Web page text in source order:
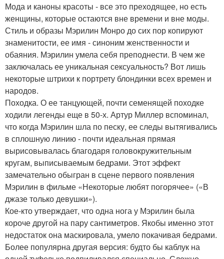
Мода и каноны красоты - все это преходящее, но есть
женщины, которые остаются вне времени и вне моды.
Стиль и образы Мэрилин Монро до сих пор копируют
знаменитости, ее имя - синоним женственности и
обаяния. Мэрилин умела себя преподнести. В чем же
заключалась ее уникальная сексуальность? Вот лишь
некоторые штрихи к портрету блондинки всех времен и
народов.
Походка. О ее танцующей, почти семенящей походке
ходили легенды еще в 50-х. Артур Миллер вспоминал,
что когда Мэрилин шла по песку, ее следы вытягивались
в сплошную линию - почти идеальная прямая
вырисовывалась благодаря головокружительным
кругам, выписываемым бедрами. Этот эффект
замечательно обыгран в сцене первого появления
Мэрилин в фильме «Некоторые любят погорячее» («В
джазе только девушки»).
Кое-кто утверждает, что одна нога у Мэрилин была
короче другой на пару сантиметров. Якобы именно этот
недостаток она маскировала, умело покачивая бедрами.
Более популярна другая версия: будто бы каблук на